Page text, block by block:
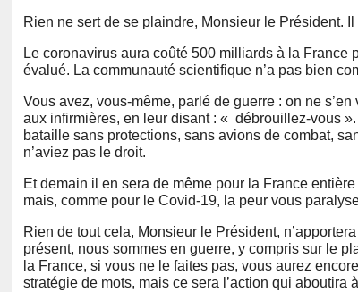
Rien ne sert de se plaindre, Monsieur le Président.
Le coronavirus aura coûté 500 milliards à la France
évalué. La communauté scientifique n’a pas bien
Vous avez, vous-même, parlé de guerre : on ne
aux infirmières, en leur disant : « débrouillez-vous
bataille sans protections, sans avions de combat,
n’aviez pas le droit.
Et demain il en sera de même pour la France
mais, comme pour le Covid-19, la peur vous
Rien de tout cela, Monsieur le Président,
présent, nous sommes en guerre, y compris sur le
la France, si vous ne le faites pas, vous aurez
stratégie de mots, mais ce sera l’action qui aboutira